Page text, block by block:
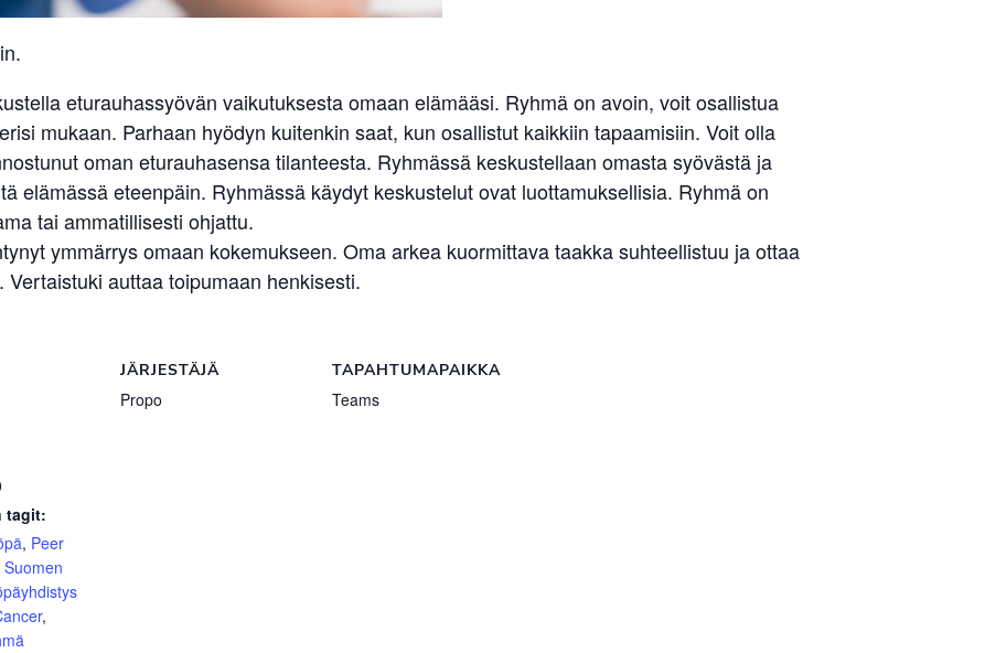
eturauhassyövän vaikutuksesta omaan elämääsi. Ryhmä on avoin, voit osallistua
mukaan. Parhaan hyödyn kuitenkin saat, kun osallistut kaikkiin tapaamisiin. Voit olla
oman eturauhasensa tilanteesta. Ryhmässä keskustellaan omasta syövästä ja
elämässä eteenpäin. Ryhmässä käydyt keskustelut ovat luottamuksellisia. Ryhmä on
tai ammatillisesti ohjattu.
ymmärrys omaan kokemukseen. Oma arkea kuormittava taakka suhteellistuu ja ottaa
auttaa toipumaan henkisesti.
tagit:
, Peer
Suomen
,
JÄRJESTÄJÄ
Propo
TAPAHTUMAPAIKKA
Teams